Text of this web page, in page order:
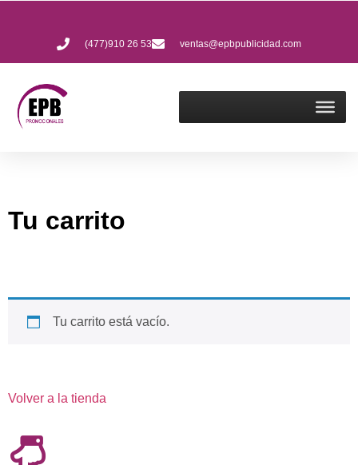
(477)910 26 53 ventas@epbpublicidad.com
Tu carrito
Tu carrito está vacío.
Volver a la tienda